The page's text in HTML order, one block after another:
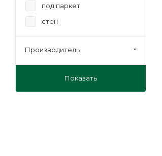
под паркет
стен
Производитель
Показать